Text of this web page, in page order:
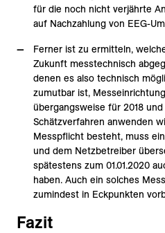
für die noch nicht verjährte
auf Nachzahlung von EEG-
Ferner ist zu ermitteln,
Zukunft messtechnisch
denen es also technisch
zumutbar ist,
übergangsweise für 2018
Schätzverfahren anwenden
Messpflicht besteht, muss
und dem Netzbetreiber
spätestens zum 01.01.2020
haben. Auch ein solches
zumindest in Eckpunkten
Fazit